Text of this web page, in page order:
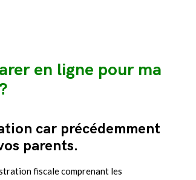
en ligne pour ma
car précédemment
parents.
fiscale comprenant les